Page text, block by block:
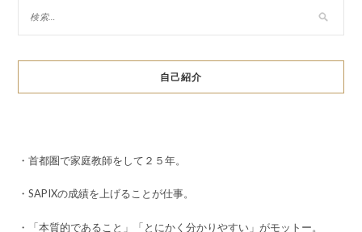
自己紹介
・首都圏で家庭教師をして２５年。
・SAPIXの成績を上げることが仕事。
・「本質的であること」「とにかく分かりやすい」がモットー。